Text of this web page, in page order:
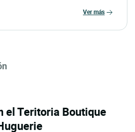
ver más
el Teritoria Boutique